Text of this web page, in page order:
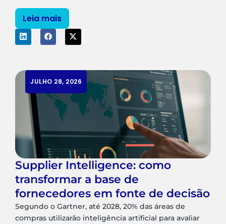
Leia mais
JULHO 28, 2026
Supplier Intelligence: como
transformar a base de
fornecedores em fonte de decisão
Segundo o Gartner, até 2028, 20% das áreas de
compras utilizarão inteligência artificial para avaliar